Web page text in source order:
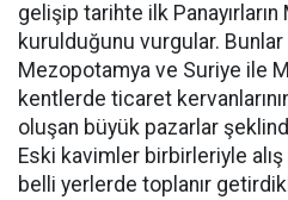
gelişip tarihte ilk Panayırların
kurulduğunu vurgular.
Mezopotamya ve Suriye ile
kentlerde ticaret
oluşan büyük pazarlar
Eski kavimler birbirleriyle
belli yerlerde toplanır